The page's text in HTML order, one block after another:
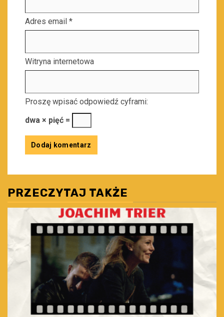
Adres email *
Witryna internetowa
Proszę wpisać odpowiedź cyframi:
dwa × pięć =
PRZECZYTAJ TAKŻE